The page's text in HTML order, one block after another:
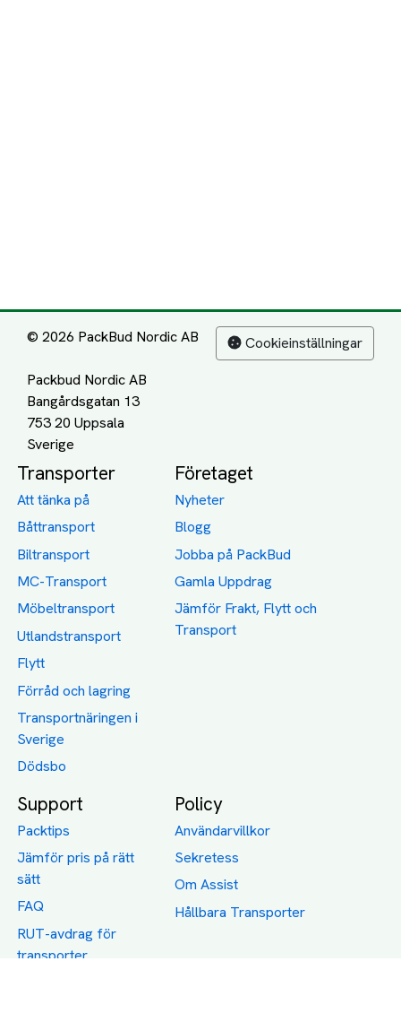
© 2026 PackBud Nordic AB
Packbud Nordic AB
Bangårdsgatan 13
753 20 Uppsala
Cookieinställningar
Transporter
Att tänka på
Båttransport
Biltransport
MC-Transport
Möbeltransport
Utlandstransport
Flytt
Förråd och lagring
Transportnäringen i
Sverige
Dödsbo
Företaget
Nyheter
Blogg
Jobba på PackBud
Gamla Uppdrag
Jämför Frakt, Flytt och
Transport
Support
Packtips
Jämför pris på rätt
sätt
FAQ
RUT-avdrag för
transporter
Policy
Användarvillkor
Sekretess
Om Assist
Hållbara Transporter